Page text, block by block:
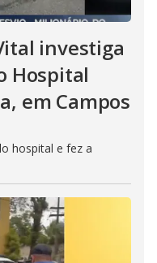
investiga
Hospital
em Campos
hospital e fez a